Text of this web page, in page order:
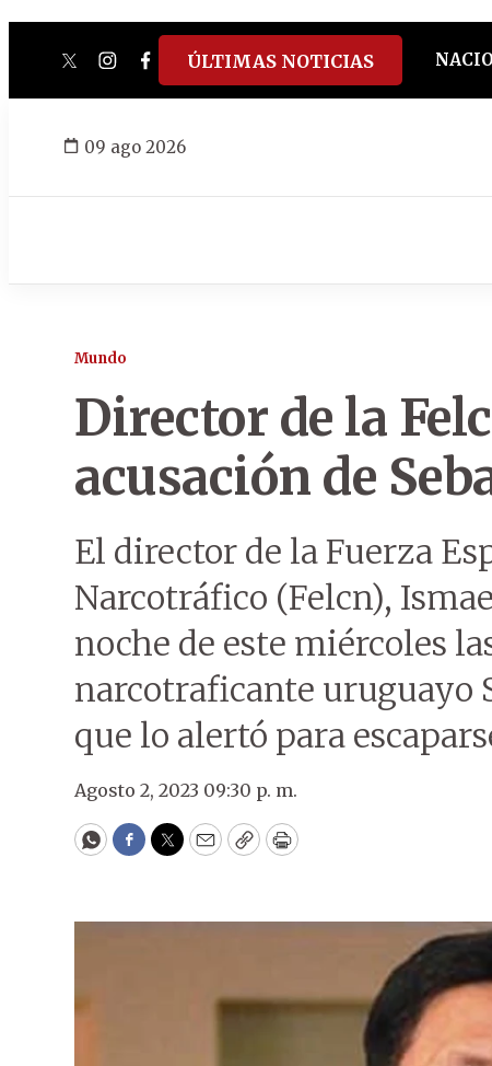
twitterinstagram
facebook
tiktokyoutube
spotify
ÚLTIMAS NOTICIAS
09 ago 2026
Mundo
Director de la
acusación de
El director de la Fuerza
Narcotráfico (Felcn),
noche de este miércoles
narcotraficante uruguayo
que lo alertó para
Agosto 2, 2023 09:30 p. m.
WhatsApp
Facebook
Twitter
EmailCopyPrint